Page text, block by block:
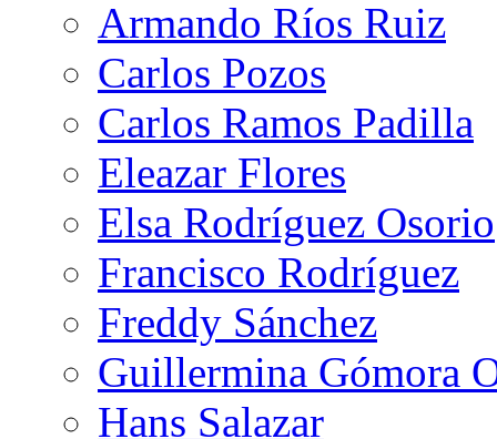
Armando Ríos Ruiz
Carlos Pozos
Carlos Ramos Padilla
Eleazar Flores
Elsa Rodríguez Osorio
Francisco Rodríguez
Freddy Sánchez
Guillermina Gómora
Hans Salazar